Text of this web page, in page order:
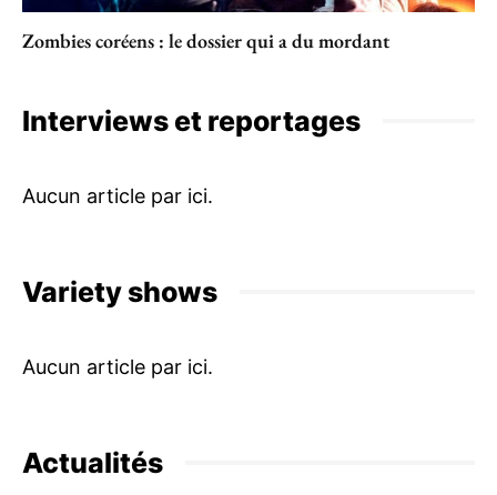
Zombies coréens : le dossier qui a du mordant
Interviews et reportages
Variety shows
Actualités